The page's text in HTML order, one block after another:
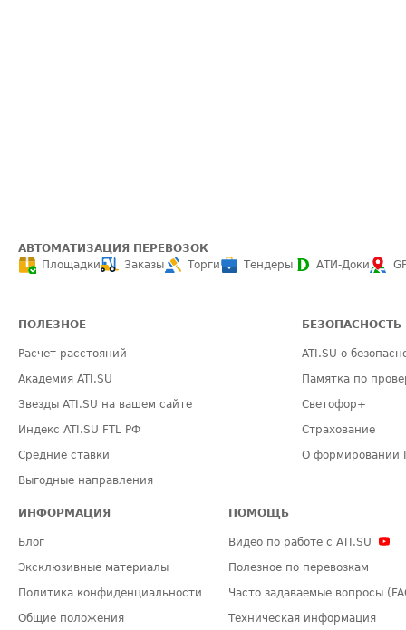
АВТОМАТИЗАЦИЯ ПЕРЕВОЗОК
Площадки
Заказы Торги Тендеры АТИ-Доки
ПОЛЕЗНОЕ
Расчет расстояний
Академия ATI.SU
Звезды ATI.SU на вашем сайте
Индекс ATI.SU FTL РФ
Средние ставки
Выгодные направления
БЕЗОПАСНОСТЬ
ATI.SU о
Памятка по
Светофор+
Страхование
О формировании
ИНФОРМАЦИЯ
Блог
Эксклюзивные материалы
Политика конфиденциальности
Общие положения
ПОМОЩЬ
Видео по работе с ATI.SU
Полезное по перевозкам
Часто задаваемые вопросы
Техническая информация